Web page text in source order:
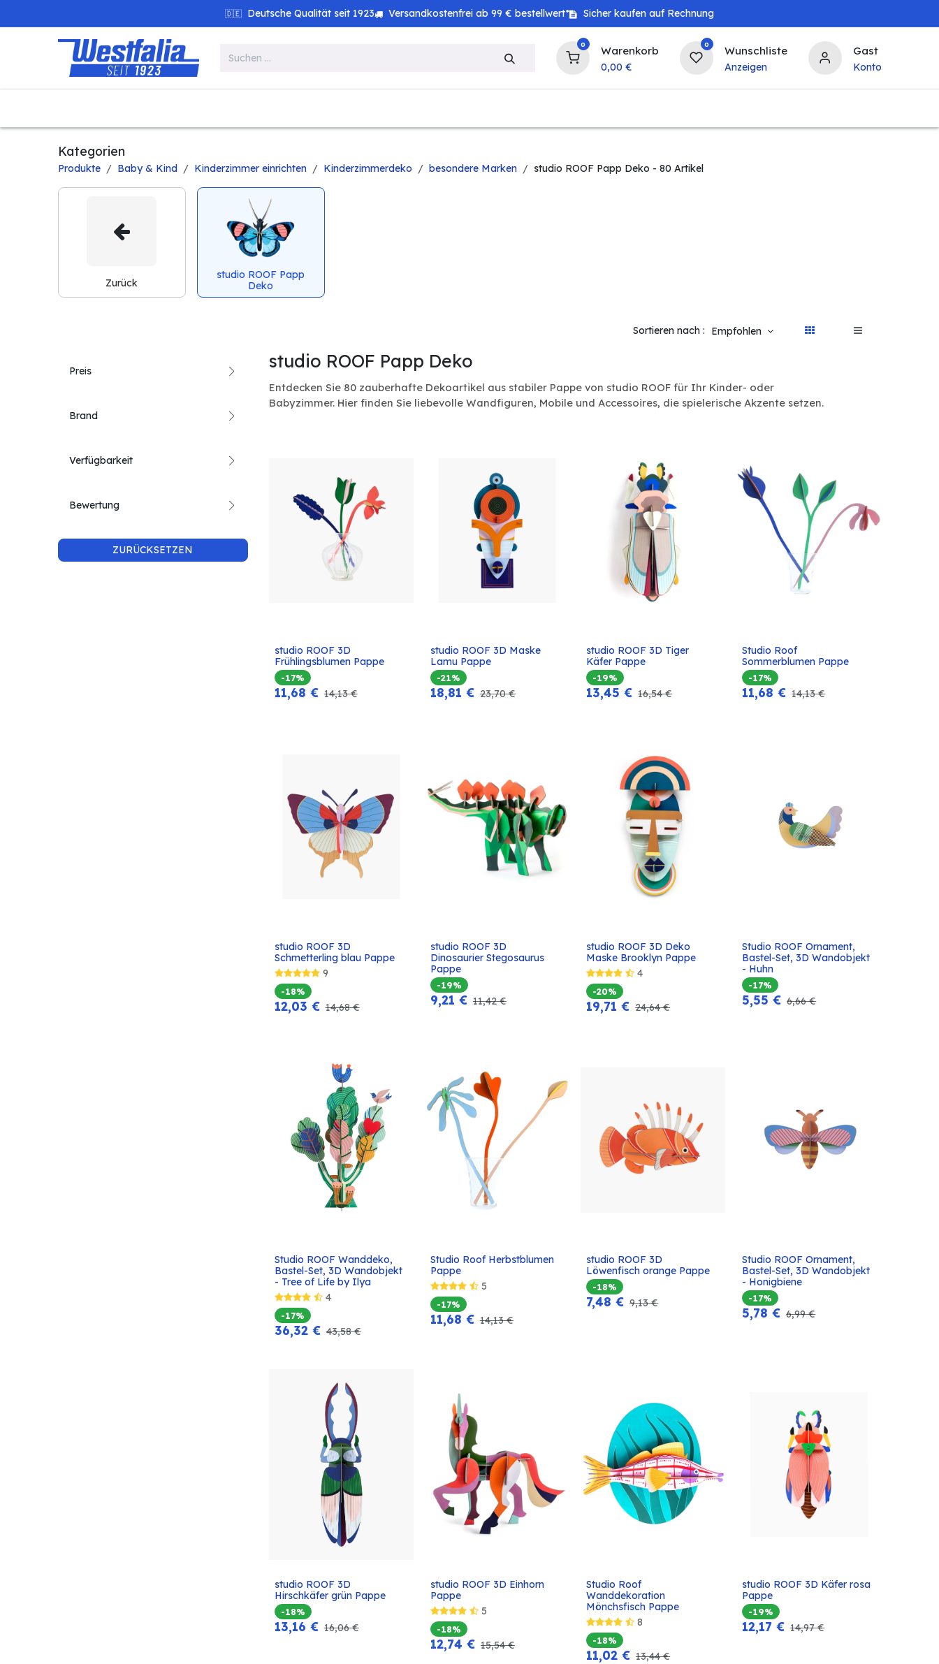
🇩🇪 Deutsche Qualität seit 1923 Versandkostenfrei ab 99 € bestellwert* Sicher kaufen auf Rechnung
0 Warenkorb
0,00 €
0 Wunschliste
Anzeigen
Gast
Konto
Kategorien
Produkte Baby & Kind Kinderzimmer einrichten Kinderzimmerdeko besondere Marken studio ROOF Papp Deko - 80 Artikel
Zurück
studio ROOF Papp
Deko
Sortieren nach : Empfohlen
Preis
Brand
Verfügbarkeit
Bewertung
ZURÜCKSETZEN
studio ROOF Papp Deko
Entdecken Sie 80 zauberhafte Dekoartikel aus stabiler Pappe von studio ROOF für Ihr Kinder- oder
Babyzimmer. Hier finden Sie liebevolle Wandfiguren, Mobile und Accessoires, die spielerische Akzente setzen.
In den
Warenkorb
studio ROOF 3D
Frühlingsblumen Pappe
-17%
11,68 € 14,13€
In den
Warenkorb
studio ROOF 3D Maske
Lamu Pappe
-21%
18,81 € 23,70€
In den
Warenkorb
studio ROOF 3D Tiger
Käfer Pappe
-19%
13,45 € 16,54€
In den
Warenkorb
Studio Roof
Sommerblumen Pappe
-17%
11,68 € 14,13€
In den
Warenkorb
studio ROOF 3D
Schmetterling blau Pappe
9
-18%
12,03 € 14,68€
In den
Warenkorb
studio ROOF 3D
Dinosaurier Stegosaurus
Pappe
-19%
9,21 € 11,42€
In den
Warenkorb
studio ROOF 3D Deko
Maske Brooklyn Pappe
4
-20%
19,71 € 24,64€
In den
Warenkorb
Studio ROOF Ornament,
Bastel-Set, 3D Wandobjekt
- Huhn
-17%
5,55 € 6,66€
In den
Warenkorb
Studio ROOF Wanddeko,
Bastel-Set, 3D Wandobjekt
- Tree of Life by Ilya
4
-17%
36,32€ 43,58€
In den
Warenkorb
Studio Roof Herbstblumen
Pappe
5
-17%
11,68 € 14,13€
In den
Warenkorb
studio ROOF 3D
Löwenfisch orange Pappe
-18%
7,48 € 9,13€
In den
Warenkorb
Studio ROOF Ornament,
Bastel-Set, 3D Wandobjekt
- Honigbiene
-17%
5,78 € 6,99€
In den
Warenkorb
studio ROOF 3D
Hirschkäfer grün Pappe
-18%
13,16 € 16,06€
In den
Warenkorb
studio ROOF 3D Einhorn
Pappe
5
-18%
12,74 € 15,54€
In den
Warenkorb
Studio Roof
Wanddekoration
Mönchsfisch Pappe
8
-18%
11,02 € 13,44€
In den
studio ROOF 3D Käfer rosa
Pappe
-19%
12,17 € 14,97€